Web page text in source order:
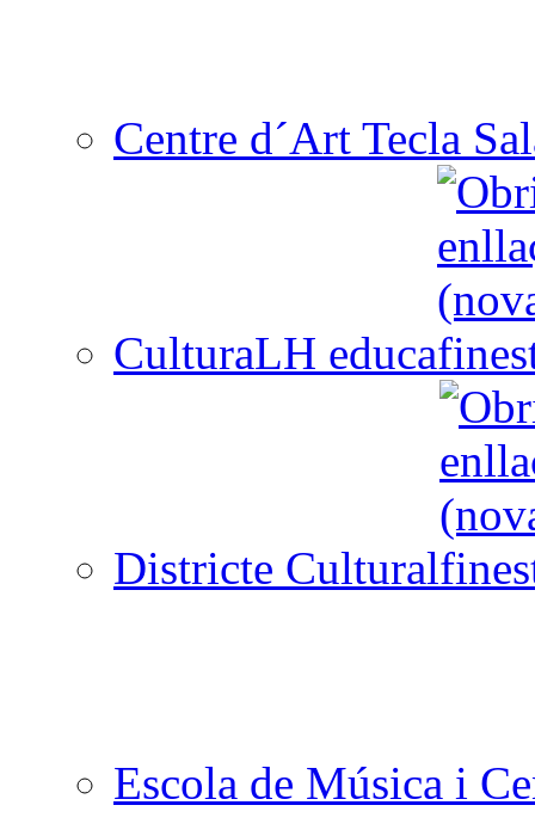
Centre d´Art Tecla
CulturaLH educa
Districte Cultural
Escola de Música i